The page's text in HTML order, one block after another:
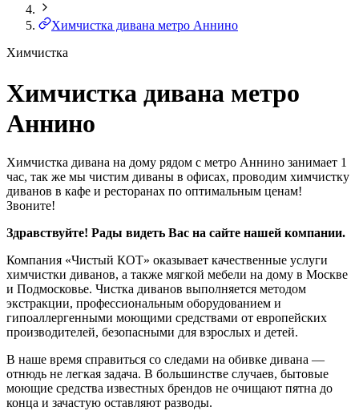
Химчистка дивана метро Аннино
Химчистка
Химчистка дивана метро
Аннино
Химчистка дивана на дому рядом с метро Аннино занимает 1
час, так же мы чистим диваны в офисах, проводим химчистку
диванов в кафе и ресторанах по оптимальным ценам!
Звоните!
Здравствуйте! Рады видеть Вас на сайте нашей компании.
Компания «Чистый КОТ» оказывает качественные услуги
химчистки диванов, а также мягкой мебели на дому в Москве
и Подмосковье. Чистка диванов выполняется методом
экстракции, профессиональным оборудованием и
гипоаллергенными моющими средствами от европейских
производителей, безопасными для взрослых и детей.
В наше время справиться со следами на обивке дивана —
отнюдь не легкая задача. В большинстве случаев, бытовые
моющие средства известных брендов не очищают пятна до
конца и зачастую оставляют разводы.